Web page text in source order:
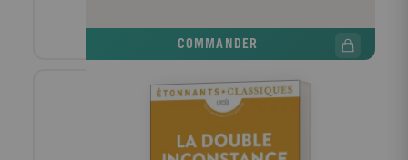
dindons, des canards, des lapins, des crapauds. Et le
chant qui, chaque matin, fait lever le soleil...
Chantecler connut tout au plus un succès d'estime ;
après cette pièce, le "roi de la Belle Époque",
incompris et déçu, se détourna peu à peu du théâtre.
Pourtant, la poésie de Rostand, nourrie du Roman de
COMMANDER